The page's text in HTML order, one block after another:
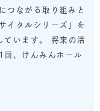
つながる取り組みと
イタルシリーズ」を
ています。 将来の活
回、けんみんホール